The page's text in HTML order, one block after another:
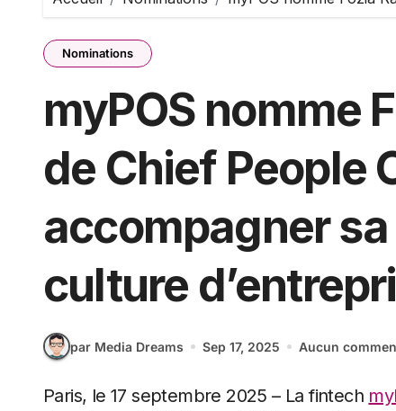
Nominations
myPOS nomme
de Chief People
accompagner
culture
par Media Dreams Sep 17, 2025 Aucun
Paris, le 17 septembre 2025 – La fintech